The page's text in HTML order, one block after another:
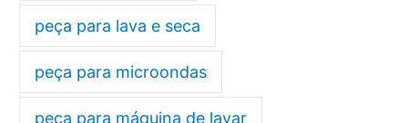
peça para lava e seca
peça para microondas
peça para máquina de lavar